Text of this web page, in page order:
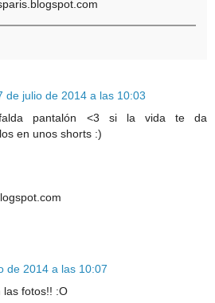
de julio de 2014 a las 10:03
pantalón <3 si la vida te da
en unos shorts :)
de 2014 a las 10:07
las fotos!! :O